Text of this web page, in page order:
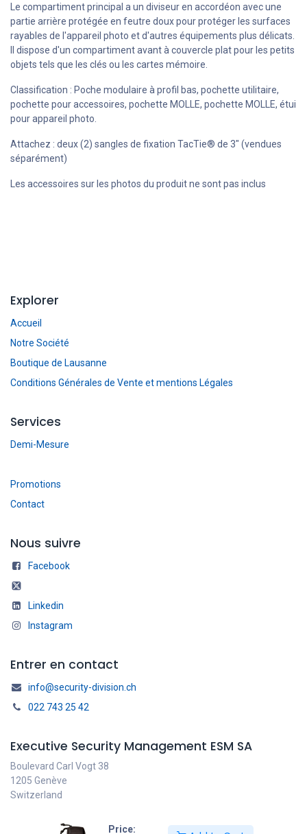
Price:
Le compartiment principal a un diviseur en accordéon avec une
partie arrière protégée en feutre doux pour protéger les surfaces
rayables de l'appareil photo et d'autres équipements plus délicats.
Il dispose d'un compartiment avant à couvercle plat pour les petits
objets tels que les clés ou les cartes mémoire.
Classification : Poche modulaire à profil bas, pochette utilitaire,
pochette pour accessoires, pochette MOLLE, pochette MOLLE, étui
pour appareil photo.
Attachez : deux (2) sangles de fixation TacTie® de 3" (vendues
séparément)
Les accessoires sur les photos du produit ne sont pas inclus
Explorer
Accueil
Notre Société
Boutique de Lausanne
Conditions Générales de Vente et mentions Légales
Services
Demi-Mesure
Promotions
Contact
Nous suivre
Facebook
Linkedin
Instagram
Entrer en contact
info@security-division.ch
022 743 25 42
Executive Security Management ESM SA
Boulevard Carl Vogt 38
1205 Genève
Switzerland